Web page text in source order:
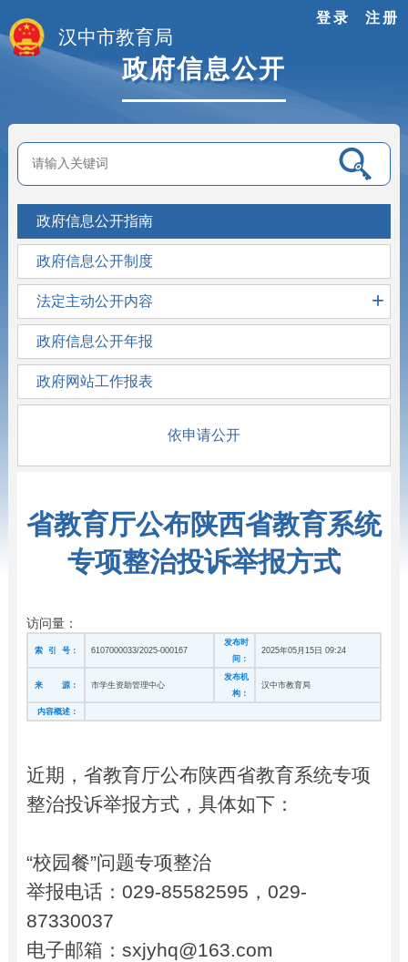
登录 注册
汉中市教育局
政府信息公开
政府信息公开指南
政府信息公开制度
法定主动公开内容 +
政府信息公开年报
政府网站工作报表
依申请公开
省教育厅公布陕西省教育系统
专项整治投诉举报方式
访问量：
索 引 号： 6107000033/2025-000167
发布时
间：
2025年05月15日 09:24
来 源： 市学生资助管理中心
发布机
构：
汉中市教育局
内容概述：
近期，省教育厅公布陕西省教育系统专项
整治投诉举报方式，具体如下：
“校园餐”问题专项整治
举报电话： 029-85582595 ， 029-
87330037
电子邮箱 ： sxjyhq@163.com